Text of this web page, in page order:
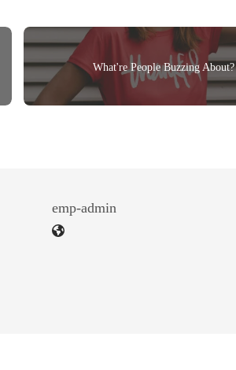
What're People Buzzing
emp-admin